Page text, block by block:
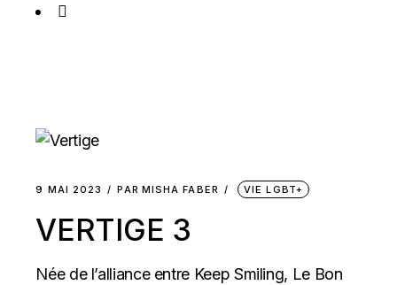
9 MAI 2023 PAR MISHA FABER VIE LGBT+
VERTIGE 3
Née de l’alliance entre Keep Smiling, Le Bon